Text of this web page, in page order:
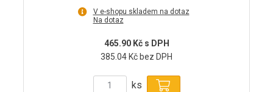
V e-shopu skladem na dotaz
Na dotaz
465.90 Kč s DPH
385.04 Kč bez DPH
ks